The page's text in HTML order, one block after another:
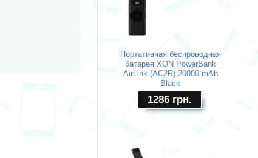
Портативная беспроводная
батарея XON PowerBank
AirLink (AC2R) 20000 mAh
Black
1286 грн.